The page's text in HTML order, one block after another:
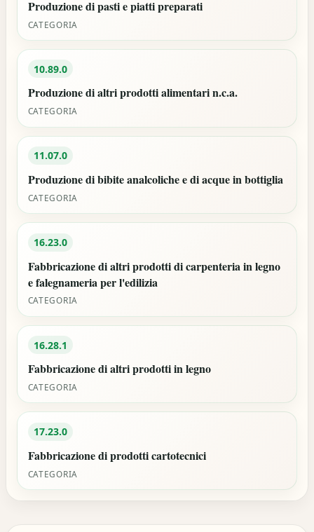
Produzione di pasti e piatti preparati
CATEGORIA
10.89.0
Produzione di altri prodotti alimentari n.c.a.
CATEGORIA
11.07.0
Produzione di bibite analcoliche e di acque in bottiglia
CATEGORIA
16.23.0
Fabbricazione di altri prodotti di carpenteria in legno
e falegnameria per l'edilizia
CATEGORIA
16.28.1
Fabbricazione di altri prodotti in legno
CATEGORIA
17.23.0
Fabbricazione di prodotti cartotecnici
CATEGORIA